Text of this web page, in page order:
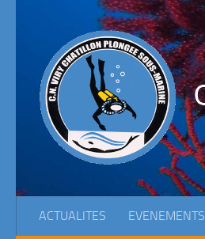
ACTUALITES EVENEMENTS